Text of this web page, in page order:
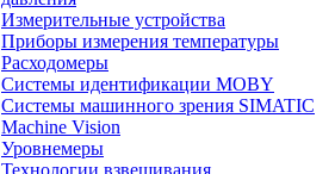
Измерительные устройства
Приборы измерения температуры
Расходомеры
Системы идентификации MOBY
Системы машинного зрения SIMATIC
Machine Vision
Уровнемеры
Технологии взвешивания